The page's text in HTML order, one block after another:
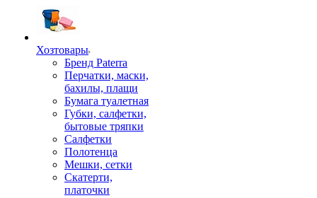
Хозтовары
Бренд Paterra
Перчатки, маски,
бахилы, плащи
Бумага туалетная
Губки, салфетки,
бытовые тряпки
Салфетки
Полотенца
Мешки, сетки
Скатерти,
платочки